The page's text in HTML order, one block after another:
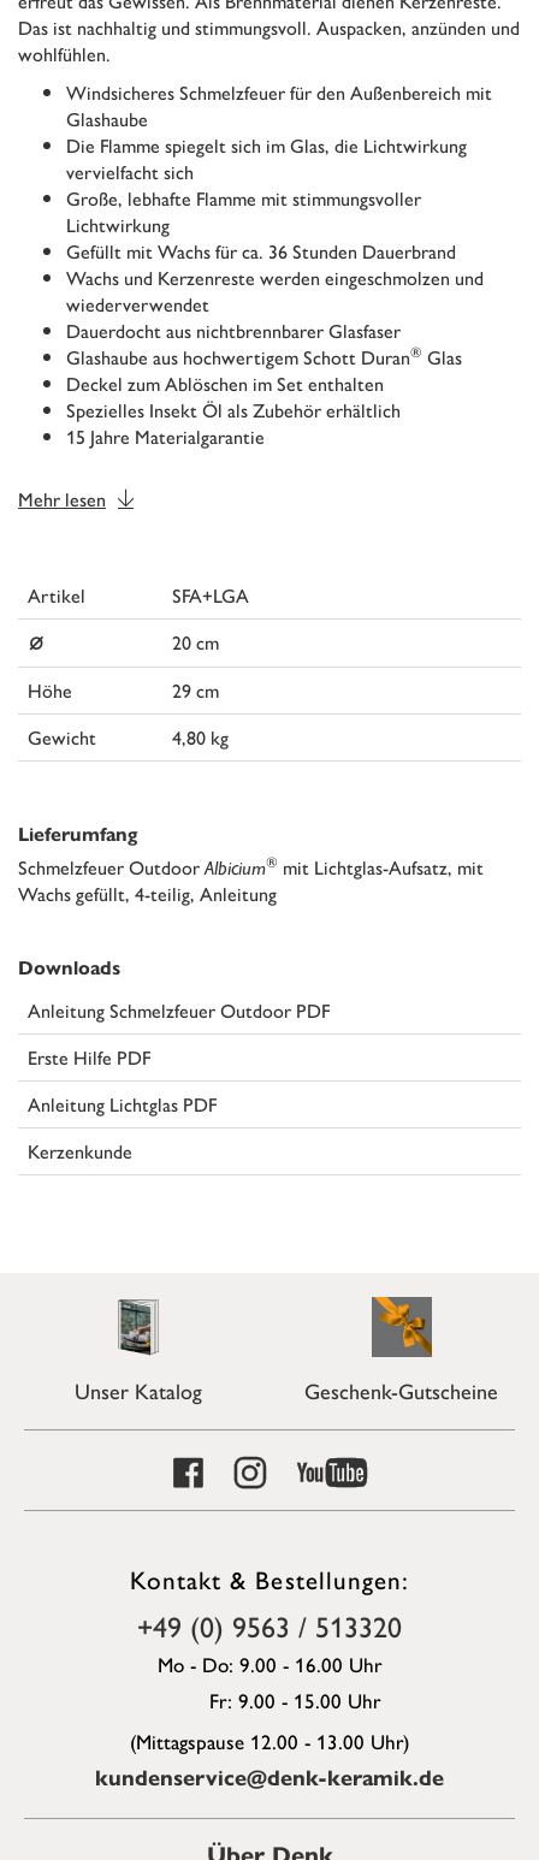
Das ist nachhaltig und stimmungsvoll. Auspacken, anzünden und
wohlfühlen.
Windsicheres Schmelzfeuer für den Außenbereich mit
Glashaube
Die Flamme spiegelt sich im Glas, die Lichtwirkung
vervielfacht sich
Große, lebhafte Flamme mit stimmungsvoller
Lichtwirkung
Gefüllt mit Wachs für ca. 36 Stunden Dauerbrand
Wachs und Kerzenreste werden eingeschmolzen und
wiederverwendet
Dauerdocht aus nichtbrennbarer Glasfaser
Glashaube aus hochwertigem Schott Duran® Glas
Deckel zum Ablöschen im Set enthalten
Spezielles Insekt Öl als Zubehör erhältlich
15 Jahre Materialgarantie
Mehr lesen
Artikel SFA+LGA
⌀
20 cm
Höhe
29 cm
Gewicht
4,80 kg
Lieferumfang
Schmelzfeuer OutdoorAlbicium® mit Lichtglas-Aufsatz, mit
Wachs gefüllt, 4-teilig, Anleitung
Downloads
Anleitung Schmelzfeuer Outdoor PDF
Erste Hilfe PDF
Anleitung Lichtglas PDF
Kerzenkunde
Unser Katalog Geschenk-Gutscheine
Kontakt & Bestellungen:
+49 (0) 9563 / 513320
Mo - Do: 9.00 - 16.00 Uhr
Fr: 9.00 - 15.00 Uhr
(Mittagspause 12.00 - 13.00 Uhr)
kundenservice@denk-keramik.de